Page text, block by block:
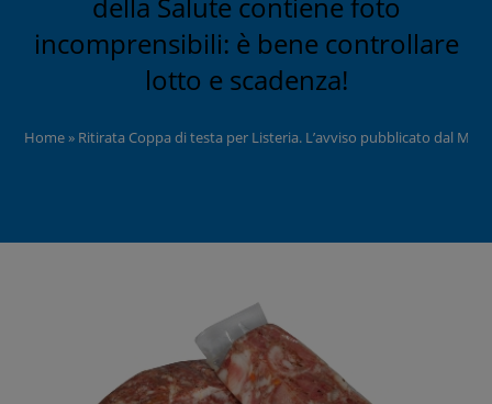
incomprensibili: è bene controllare
lotto e scadenza!
Home» Ritirata Coppa di testa per Listeria. L’avviso pubblicato dal